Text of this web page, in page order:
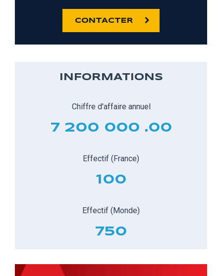
CONTACTER
INFORMATIONS
Chiffre d'affaire annuel
7 200 000 .00
Effectif (France)
100
Effectif (Monde)
750